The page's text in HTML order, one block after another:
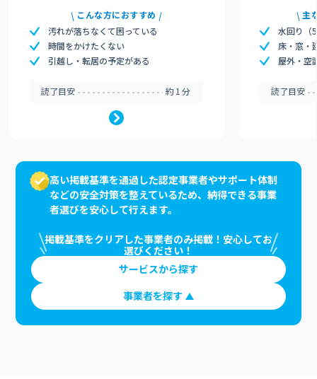
こんな方におすすめ
汚れが落ちなくて困っている
時間をかけたくない
引越し・転居の予定がある
読了目安 約1分
主
水回り（
床・窓・
屋外・空
読了目安
高い掲載基準を通過した認定事業者やサポート体制
などの安全対策を整えているため、納得できる事業
者選びを安心して行えます。
掲載基準をクリアした事業者のみ掲載！安心してお
選びください！
サービスから探す
事業者を探す